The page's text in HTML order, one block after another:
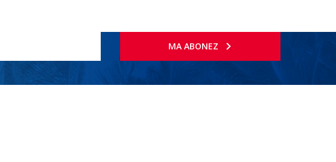
MA ABONEZ